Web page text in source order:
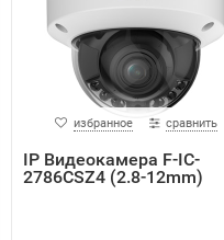
избранное сравнить
IP Видеокамера F-IC-
2786CSZ4 (2.8-12mm)